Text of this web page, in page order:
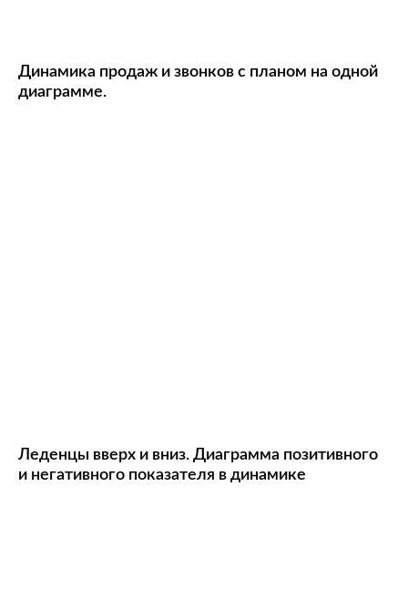
Динамика продаж и звонков с планом на одной
диаграмме.
Леденцы вверх и вниз. Диаграмма позитивного
и негативного показателя в динамике